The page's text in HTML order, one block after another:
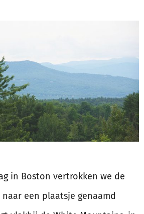
in Boston vertrokken we de
een plaatsje genaamd